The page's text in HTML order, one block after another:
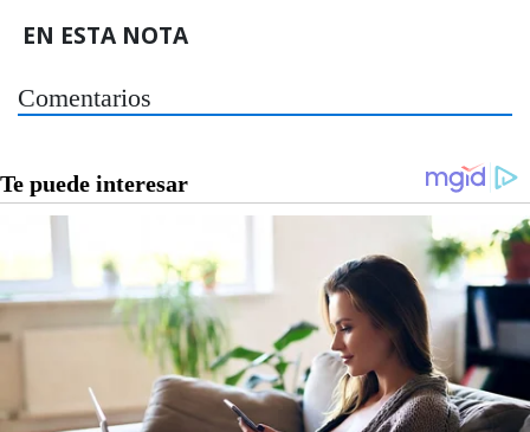
EN ESTA NOTA
Comentarios